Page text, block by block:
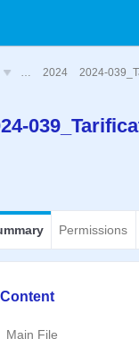
… 2024 2024-
Permissions
Content
Main File